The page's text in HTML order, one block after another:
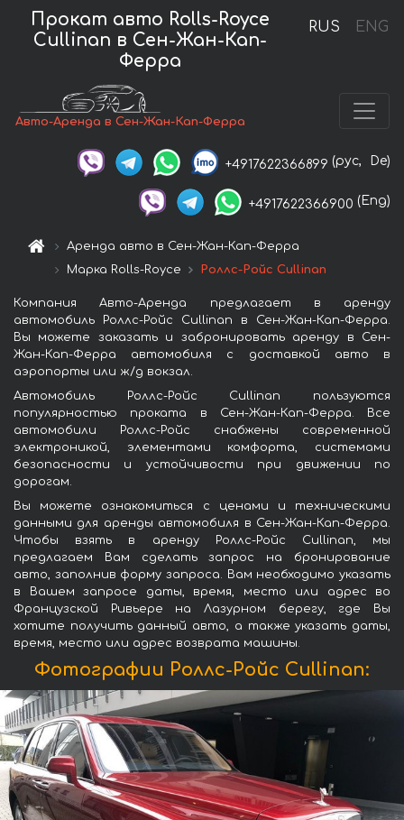
RUS ENG
Прокат авто Rolls-Royce
Cullinan в Сен-Жан-Кап-
Ферра
Авто-Аренда в Сен-Жан-Кап-Ферра
+4917622366899 (рус, De)
+4917622366900 (Eng)
Аренда авто в Сен-Жан-Кап-Ферра
Марка Rolls-Royce
Роллс-Ройс Cullinan
Компания Авто-Аренда предлагает в аренду
автомобиль Роллс-Ройс Cullinan в Сен-Жан-Кап-Ферра.
Вы можете заказать и забронировать аренду в Сен-
Жан-Кап-Ферра автомобиля с доставкой авто в
аэропорты или ж/д вокзал.
Автомобиль Роллс-Ройс Cullinan пользуются
популярностью проката в Сен-Жан-Кап-Ферра. Все
автомобили Роллс-Ройс снабжены современной
электроникой, элементами комфорта, системами
безопасности и устойчивости при движении по
дорогам.
Вы можете ознакомиться с ценами и техническими
данными для аренды автомобиля в Сен-Жан-Кап-Ферра.
Чтобы взять в аренду Роллс-Ройс Cullinan, мы
предлагаем Вам сделать запрос на бронирование
авто, заполнив форму запроса. Вам необходимо указать
в Вашем запросе даты, время, место или адрес во
Французской Ривьере на Лазурном берегу, где Вы
хотите получить данный авто, а также указать даты,
время, место или адрес возврата машины.
Фотографии Роллс-Ройс Cullinan: